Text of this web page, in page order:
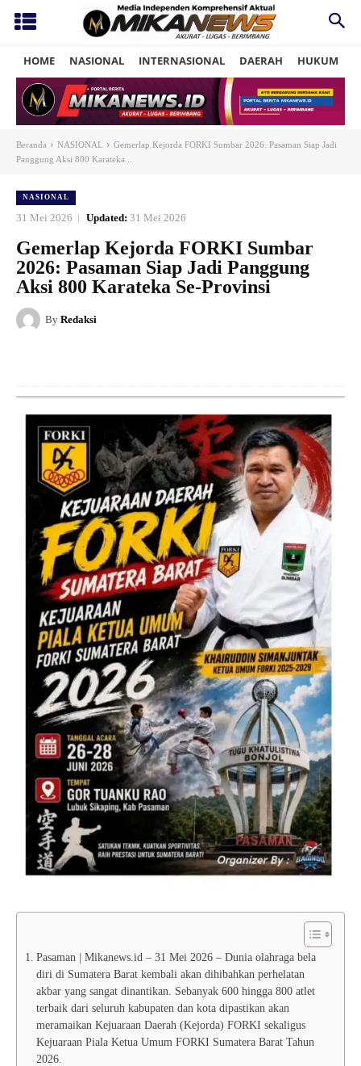
HOME NASIONAL INTERNASIONAL DAERAH HUKUM
Beranda NASIONAL
Gemerlap Kejorda FORKI Sumbar 2026: Pasaman Siap Jadi
Panggung Aksi 800 Karateka...
NASIONAL
31 Mei 2026 Updated: 31 Mei 2026
Gemerlap Kejorda FORKI Sumbar
2026: Pasaman Siap Jadi Panggung
Aksi 800 Karateka Se-Provinsi
By Redaksi
Pasaman | Mikanews.id – 31 Mei 2026 – Dunia olahraga bela
diri di Sumatera Barat kembali akan dihibahkan perhelatan
akbar yang sangat dinantikan. Sebanyak 600 hingga 800 atlet
terbaik dari seluruh kabupaten dan kota dipastikan akan
meramaikan Kejuaraan Daerah (Kejorda) FORKI sekaligus
Kejuaraan Piala Ketua Umum FORKI Sumatera Barat Tahun
2026.